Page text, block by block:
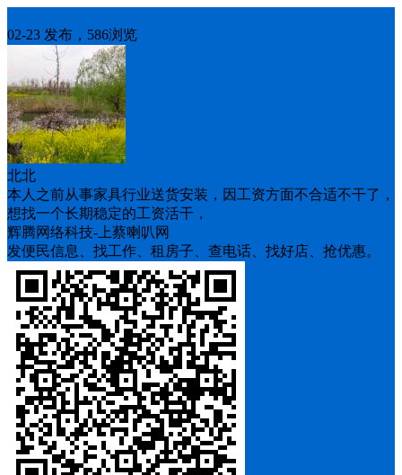
02-23 发布，586浏览
北北
本人之前从事家具行业送货安装，因工资方面不合适不干了，
想找一个长期稳定的工资活干，
辉腾网络科技-上蔡喇叭网
发便民信息、找工作、租房子、查电话、找好店、抢优惠。